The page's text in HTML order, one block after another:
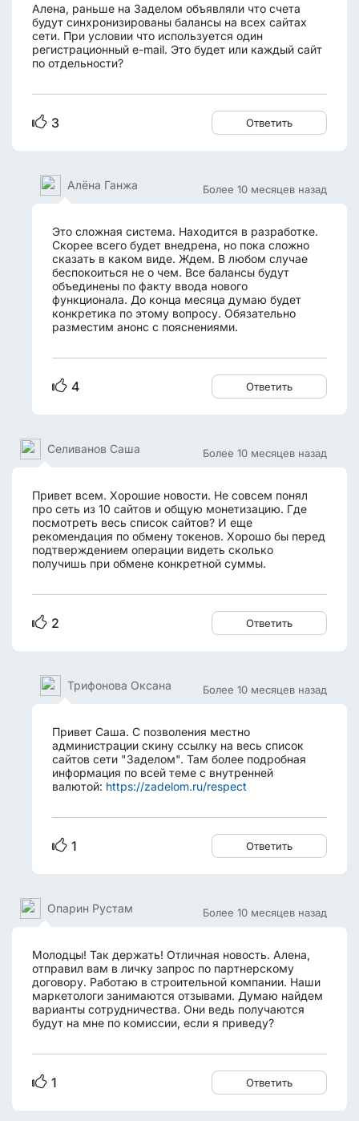
Алена, раньше на Заделом объявляли что счета
будут синхронизированы балансы на всех сайтах
сети. При условии что используется один
регистрационный e-mail. Это будет или каждый сайт
по отдельности?
3 Ответить
Более 10 месяцев назад
Алёна Ганжа
Это сложная система. Находится в разработке.
Скорее всего будет внедрена, но пока сложно
сказать в каком виде. Ждем. В любом случае
беспокоиться не о чем. Все балансы будут
объединены по факту ввода нового
функционала. До конца месяца думаю будет
конкретика по этому вопросу. Обязательно
разместим анонс с пояснениями.
4 Ответить
Более 10 месяцев назад
Селиванов Саша
Привет всем. Хорошие новости. Не совсем понял
про сеть из 10 сайтов и общую монетизацию. Где
посмотреть весь список сайтов? И еще
рекомендация по обмену токенов. Хорошо бы перед
подтверждением операции видеть сколько
получишь при обмене конкретной суммы.
2 Ответить
Более 10 месяцев назад
Трифонова Оксана
Привет Саша. С позволения местно
администрации скину ссылку на весь список
сайтов сети "Заделом". Там более подробная
информация по всей теме с внутренней
валютой: https://zadelom.ru/respect
1 Ответить
Более 10 месяцев назад
Опарин Рустам
Молодцы! Так держать! Отличная новость. Алена,
отправил вам в личку запрос по партнерскому
договору. Работаю в строительной компании. Наши
маркетологи занимаются отзывами. Думаю найдем
варианты сотрудничества. Они ведь получаются
будут на мне по комиссии, если я приведу?
1 Ответить